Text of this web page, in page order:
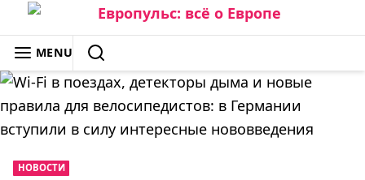
Skip
to
content
ЕВРОПУЛЬС: ВСЁ О ЕВРОПЕ
MENU
SEARCH
НОВОСТИ